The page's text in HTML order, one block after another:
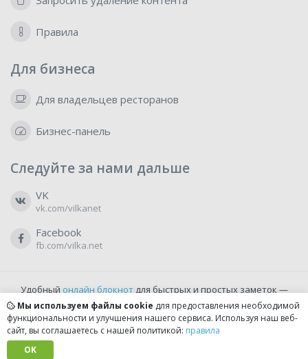
Правила
Для бизнеса
Для владельцев ресторанов
Бизнес-панель
Следуйте за нами дальше
VK
vk.com/vilkanet
Facebook
fb.com/vilka.net
Удобный онлайн блокнотдля быстрых и простых заметок —
бесплатно и доступно прямо из браузера.
Мы используем файлы cookie для предоставления необходимой
функциональности и улучшения нашего сервиса. Используя наш веб-
сайт, вы соглашаетесь с нашей политикой: правила
OK